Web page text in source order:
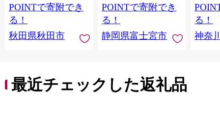
トイレットペーパー
日本製紙クレシア] 秋
田県秋田市
POINTで寄附でき
る！
秋田県秋田市
香りつき 日用品 消耗
品 備蓄
POINTで寄附でき
る！
静岡県富士宮市
防災
ペー
川県
トペー
る！
神奈
最近チェックした返礼品